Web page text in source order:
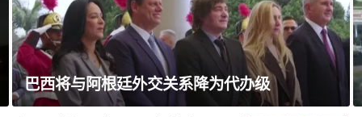
不满坡度与外观，特朗普命重建白宫停机坪